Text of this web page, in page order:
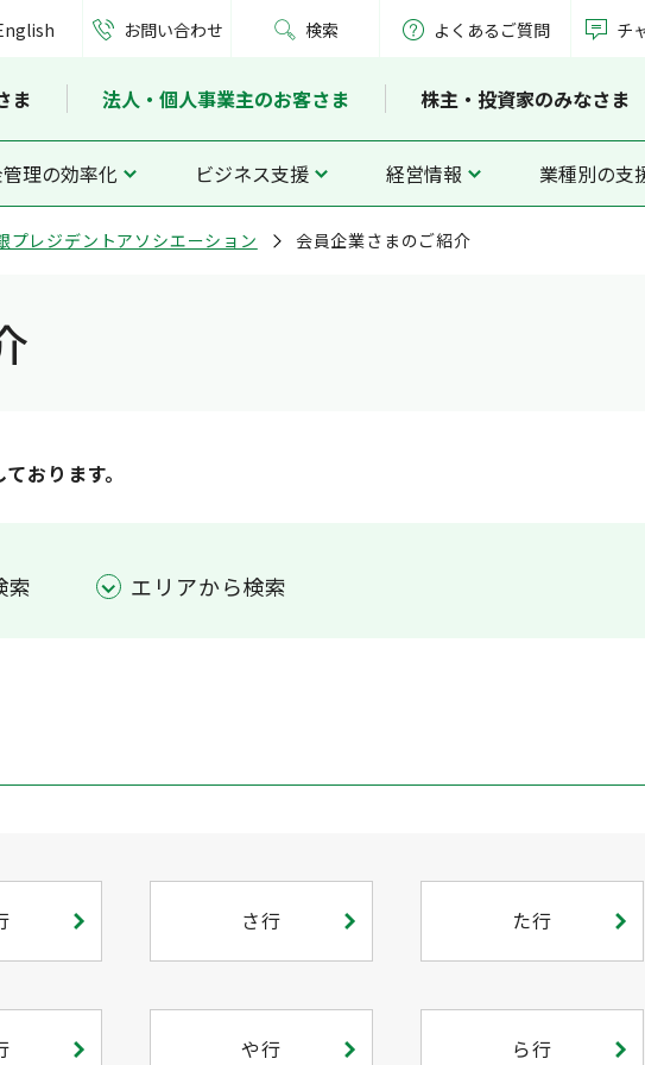
お問い合わせ 検索 よくあるご質問 チ
ま 法人・個人事業主のお客さま 株主・投資家のみなさま
理の効率化 ビジネス支援 経営情報 業種別の支
プレジデントアソシエーション 会員企業さまのご紹介
おります。
索 エリアから検索
さ行 た行
や行 ら行